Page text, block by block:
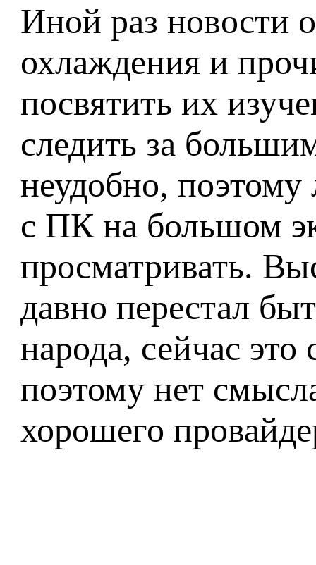
Иной раз новости
охлаждения и
посвятить их
следить за
неудобно,
с ПК на большом
просматривать.
давно перестал
народа, сейчас
поэтому нет
хорошего